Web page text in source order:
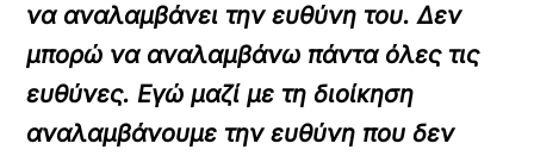
να αναλαμβάνει την ευθύνη του. Δεν
μπορώ να αναλαμβάνω πάντα όλες τις
ευθύνες. Εγώ μαζί με τη διοίκηση
αναλαμβάνουμε την ευθύνη που δεν